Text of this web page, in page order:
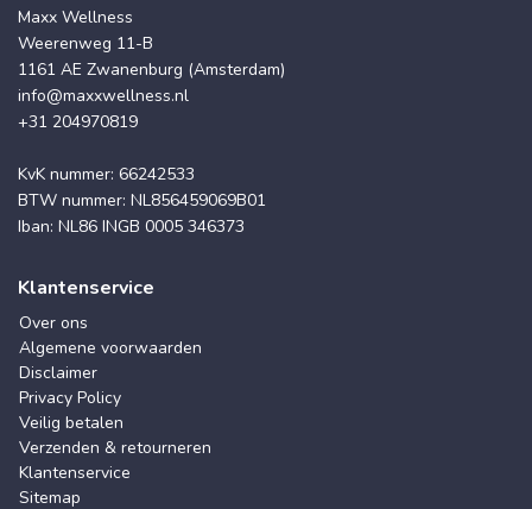
Maxx Wellness
Weerenweg 11-B
1161 AE Zwanenburg (Amsterdam)
info@maxxwellness.nl
+31 204970819
KvK nummer: 66242533
BTW nummer: NL856459069B01
Iban: NL86 INGB 0005 346373
Klantenservice
Over ons
Algemene voorwaarden
Disclaimer
Privacy Policy
Veilig betalen
Verzenden & retourneren
Klantenservice
Sitemap